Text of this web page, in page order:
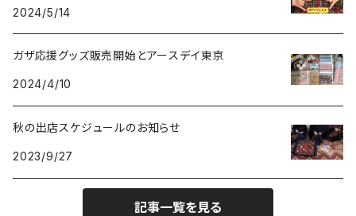
2024/5/14
ガザ応援グッズ販売開始とアースデイ東京
2024/4/10
秋の出店スケジュールのお知らせ
2023/9/27
記事一覧を見る